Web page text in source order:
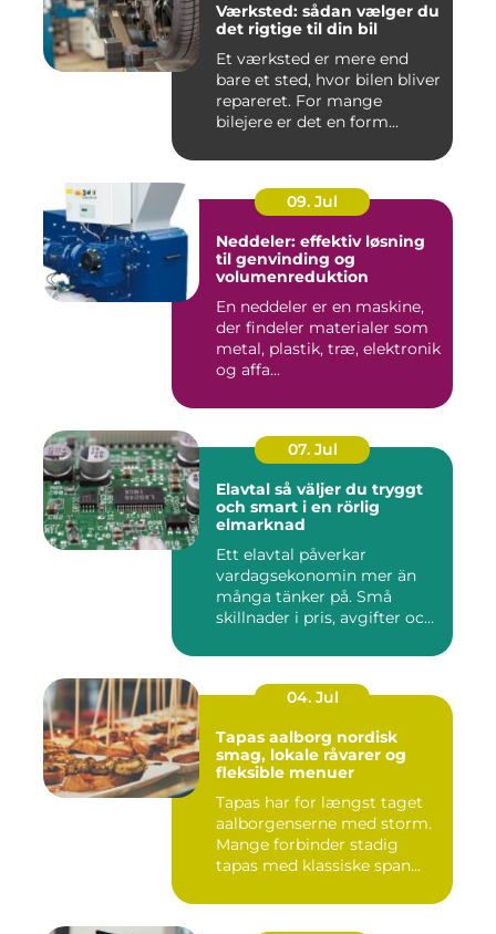
Værksted: sådan vælger du
det rigtige til din bil
Et værksted er mere end
bare et sted, hvor bilen bliver
repareret. For mange
bilejere er det en form...
09. Jul
Neddeler: effektiv løsning
til genvinding og
volumenreduktion
En neddeler er en maskine,
der findeler materialer som
metal, plastik, træ, elektronik
og affa...
07. Jul
Elavtal så väljer du tryggt
och smart i en rörlig
elmarknad
Ett elavtal påverkar
vardagsekonomin mer än
många tänker på. Små
skillnader i pris, avgifter och
04. Jul
Tapas aalborg nordisk
smag, lokale råvarer og
fleksible menuer
Tapas har for længst taget
aalborgenserne med storm.
Mange forbinder stadig
tapas med klassiske span...